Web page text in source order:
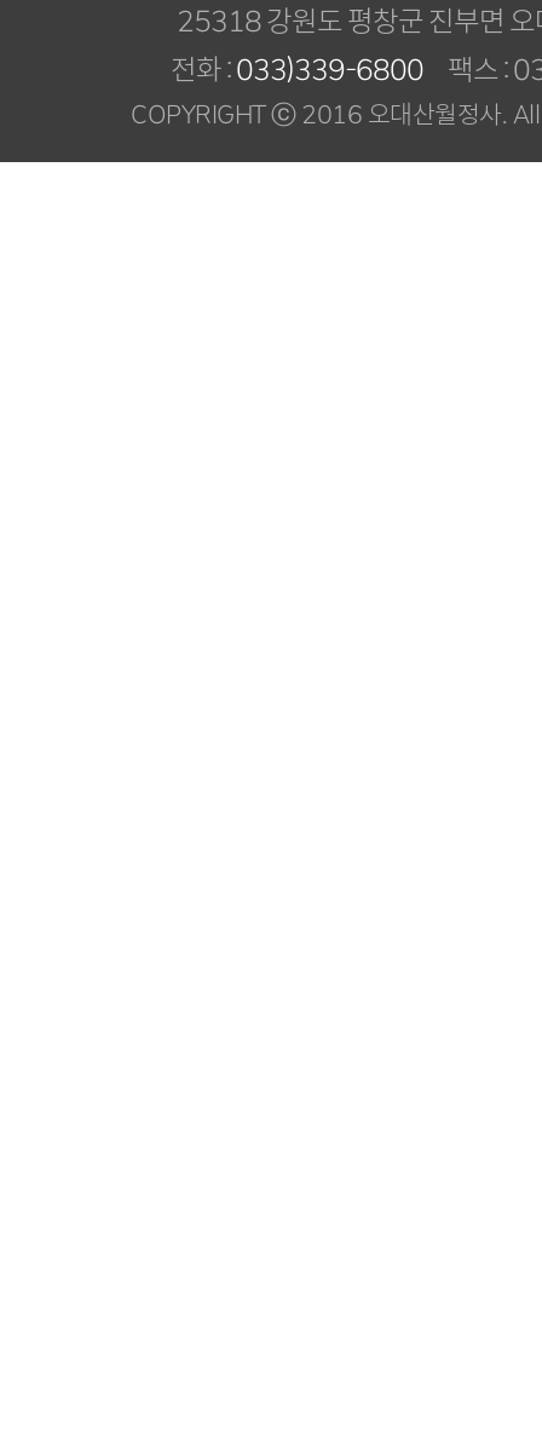
25318 강원도 평창군 진부면
전화 :033)339-6800 팩스 :
COPYRIGHT ⓒ 2016 오대산월정사.